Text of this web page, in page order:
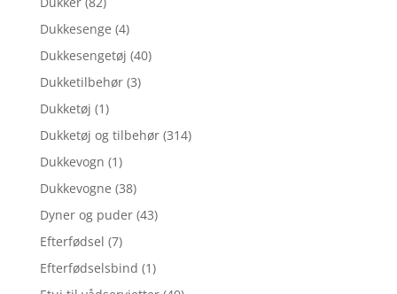
Dukkesenge (4)
Dukkesengetøj (40)
Dukketilbehør (3)
Dukketøj (1)
Dukketøj og tilbehør (314)
Dukkevogn (1)
Dukkevogne (38)
Dyner og puder (43)
Efterfødsel (7)
Efterfødselsbind (1)